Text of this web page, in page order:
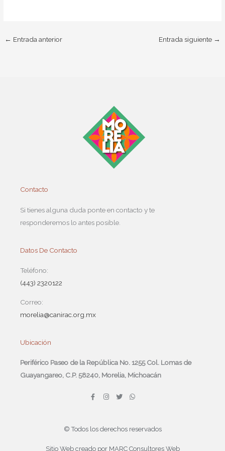
← Entrada anterior Entrada siguiente →
Contacto
Si tienes alguna duda ponte en contacto y te
responderemos lo antes posible.
Datos De Contacto
Teléfono:
(443) 2320122
Correo:
morelia@canirac.org.mx
Ubicación
Periférico Paseo de la República No. 1255 Col. Lomas de
Guayangareo, C.P. 58240, Morelia, Michoacán
F
a
o
o
-
I
n
g
r
m
T
w
e
r
W
h
a
p
© Todos los derechos reservados
Sitio Web creado por MARC Consultores Web